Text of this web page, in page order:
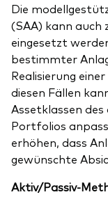
Die
(SAA) kann auch
eingesetzt
bestimmter
Realisierung
diesen Fällen
Assetklassen
Portfolios
erhöhen, dass
gewünschte
Aktiv/Passiv-